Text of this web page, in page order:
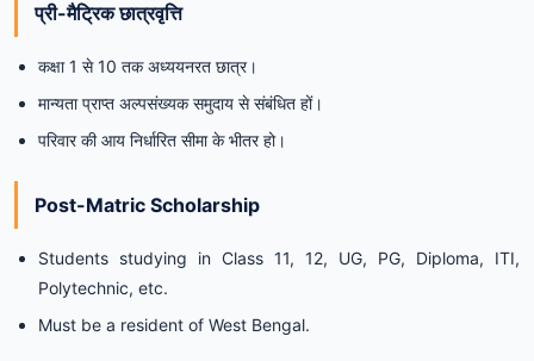
प्री-मैट्रिक छात्रवृत्ति
कक्षा 1 से 10 तक अध्ययनरत छात्र।
मान्यता प्राप्त अल्पसंख्यक समुदाय से संबंधित हों।
परिवार की आय निर्धारित सीमा के भीतर हो।
Post-Matric Scholarship
Students studying in Class 11, 12, UG, PG, Diploma, ITI,
Polytechnic, etc.
Must be a resident of West Bengal.